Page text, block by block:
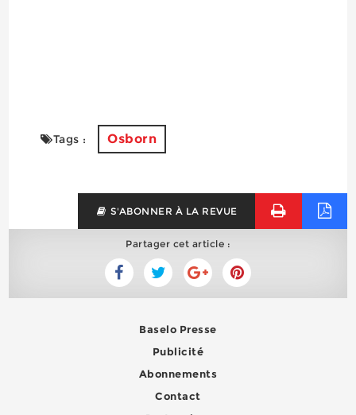
Tags : Osborn
S'ABONNER À LA REVUE
Partager cet article :
Baselo Presse
Publicité
Abonnements
Contact